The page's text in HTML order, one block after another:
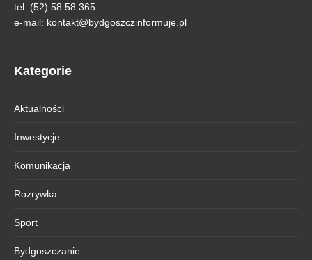
tel. (52) 58 58 365
e-mail: kontakt@bydgoszczinformuje.pl
Kategorie
Aktualności
Inwestycje
Komunikacja
Rozrywka
Sport
Bydgoszczanie